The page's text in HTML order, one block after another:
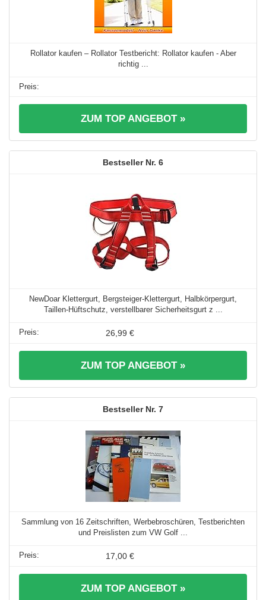
Rollator kaufen – Rollator Testbericht: Rollator kaufen - Aber
richtig ...
ZUM TOP ANGEBOT »
6
NewDoar Klettergurt, Bergsteiger-Klettergurt, Halbkörpergurt,
Taillen-Hüftschutz, verstellbarer Sicherheitsgurt z ...
26,99 €
ZUM TOP ANGEBOT »
7
Sammlung von 16 Zeitschriften, Werbebroschüren, Testberichten
und Preislisten zum VW Golf ...
17,00 €
ZUM TOP ANGEBOT »